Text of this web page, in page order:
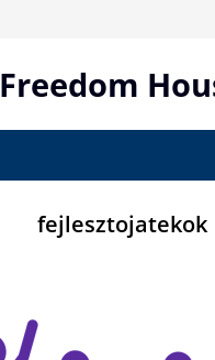
Freedom
fejlesztojatekok